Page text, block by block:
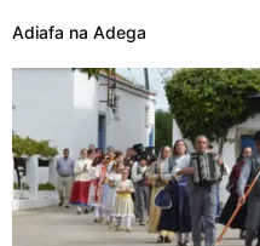
Adiafa na Adega